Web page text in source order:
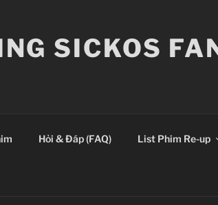
SICKOS
Hỏi & Đáp (FAQ) List Phim Re-up